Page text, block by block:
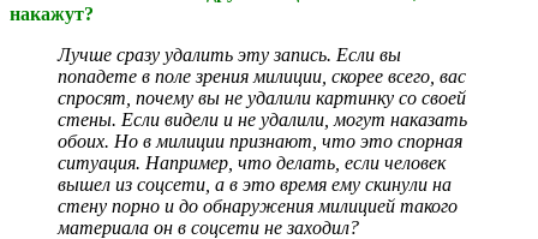
накажут?
Лучше сразу удалить эту запись. Если вы
попадете в поле зрения милиции, скорее всего, вас
спросят, почему вы не удалили картинку со своей
стены. Если видели и не удалили, могут наказать
обоих. Но в милиции признают, что это спорная
ситуация. Например, что делать, если человек
вышел из соцсети, а в это время ему скинули на
стену порно и до обнаружения милицией такого
материала он в соцсети не заходил?